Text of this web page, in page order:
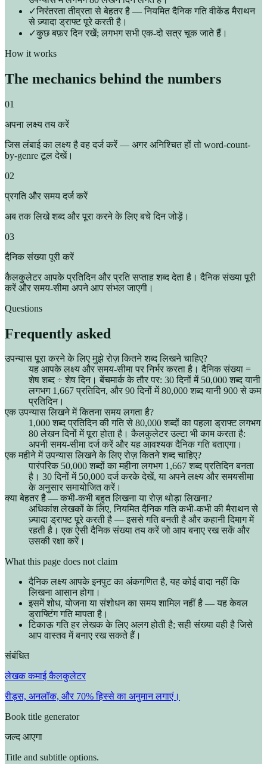
✓निरंतरता तीव्रता से बेहतर है — नियमित दैनिक गति वीकेंड मैराथन
से ज़्यादा ड्राफ्ट पूरे करती है।
✓कुछ बफ़र दिन रखें; लगभग सभी एक-दो सत्र चूक जाते हैं।
How it works
The mechanics behind the numbers
01
अपना लक्ष्य तय करें
जिस लंबाई का लक्ष्य है वह दर्ज करें — अगर अनिश्चित हों तो word-count-
by-genre टूल देखें।
02
प्रगति और समय दर्ज करें
अब तक लिखे शब्द और पूरा करने के लिए बचे दिन जोड़ें।
03
दैनिक संख्या पूरी करें
कैलकुलेटर आपके प्रतिदिन और प्रति सप्ताह शब्द देता है। दैनिक संख्या पूरी
करें और समय-सीमा अपने आप संभल जाएगी।
Questions
Frequently asked
उपन्यास पूरा करने के लिए मुझे रोज़ कितने शब्द लिखने चाहिए?
यह आपके लक्ष्य और समय-सीमा पर निर्भर करता है। दैनिक संख्या =
शेष शब्द ÷ शेष दिन। बेंचमार्क के तौर पर: 30 दिनों में 50,000 शब्द यानी
लगभग 1,667 प्रतिदिन, और 90 दिनों में 80,000 शब्द यानी 900 से कम
प्रतिदिन।
एक उपन्यास लिखने में कितना समय लगता है?
1,000 शब्द प्रतिदिन की गति से 80,000 शब्दों का पहला ड्राफ्ट लगभग
80 लेखन दिनों में पूरा होता है। कैलकुलेटर उल्टा भी काम करता है:
अपनी समय-सीमा दर्ज करें और यह आवश्यक दैनिक गति बताएगा।
एक महीने में उपन्यास लिखने के लिए रोज़ कितने शब्द चाहिए?
पारंपरिक 50,000 शब्दों का महीना लगभग 1,667 शब्द प्रतिदिन बनता
है। 30 दिनों में 50,000 दर्ज करके देखें, या अपने लक्ष्य और समयसीमा
के अनुसार समायोजित करें।
क्या बेहतर है — कभी-कभी बहुत लिखना या रोज़ थोड़ा लिखना?
अधिकांश लेखकों के लिए, नियमित दैनिक गति कभी-कभी की मैराथन से
ज़्यादा ड्राफ्ट पूरे करती है — इससे गति बनती है और कहानी दिमाग में
रहती है। एक ऐसी दैनिक संख्या तय करें जो आप बनाए रख सकें और
उसकी रक्षा करें।
What this page does not claim
दैनिक लक्ष्य आपके इनपुट का अंकगणित है, यह कोई वादा नहीं कि
लिखना आसान होगा।
इसमें शोध, योजना या संशोधन का समय शामिल नहीं है — यह केवल
ड्राफ्टिंग गति मापता है।
टिकाऊ गति हर लेखक के लिए अलग होती है; सही संख्या वही है जिसे
आप वास्तव में बनाए रख सकते हैं।
संबंधित
लेखक कमाई कैलकुलेटर
रीड्स, अनलॉक, और 70% हिस्से का अनुमान लगाएं।
Book title generator
जल्द आएगा
Title and subtitle options.